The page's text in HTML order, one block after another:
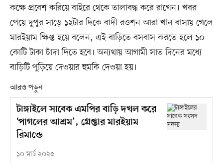
কক্ষে প্রবেশ করিয়ে বাইরে থেকে তালাবদ্ধ করে রাখেন। খবর
পেয়ে দুপুর সাড়ে ১২টার দিকে বাদী রওশন আরা খান বাসায় গেলে
মারইয়াম ক্ষিপ্ত হয়ে বলেন, এই বাড়িতে বসবাস করতে হলে ১০
কোটি টাকা চাঁদা দিতে হবে। অন্যথায় আগামী সাত দিনের মধ্যে
বাড়িটি পুড়িয়ে দেওয়ার হুমকি দেওয়া হয়।
আরও পড়ুন
টাঙ্গাইলে সাবেক এমপির বাড়ি দখল করে
‘পাগলের আশ্রম’, গ্রেপ্তার মারইয়াম
রিমান্ডে
১০ মার্চ ২০২৫